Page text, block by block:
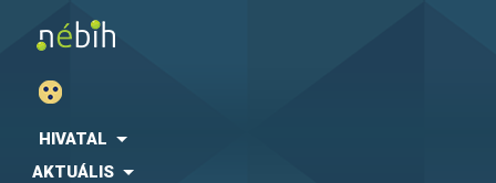
HIVATAL
AKTUÁLIS